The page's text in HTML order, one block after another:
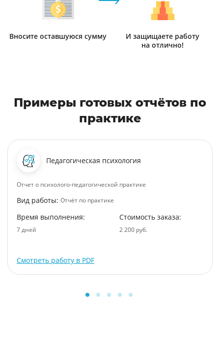
Вносите оставшуюся сумму
И защищаете работу
на отлично!
Примеры готовых отчётов по
практике
Педагогическая психология
Отчет о психолого-педагогической практике
Вид работы: Отчёт по практике
Время выполнения:
7 дней
Стоимость заказа:
2 200 руб.
Смотреть работу в PDF